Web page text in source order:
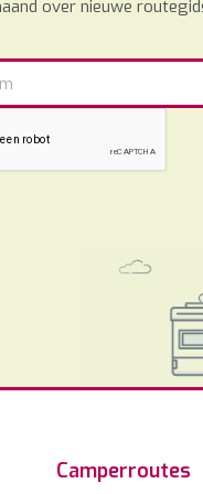
over nieuwe
Camperroutes